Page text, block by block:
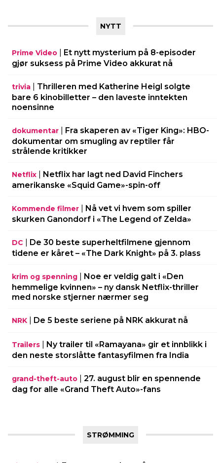
NYTT
Prime Video
Et nytt mysterium på 8-episoder
gjør suksess på Prime Video akkurat nå
trivia
Thrilleren med Katherine Heigl solgte
bare 6 kinobilletter – den laveste inntekten
noensinne
dokumentar
Fra skaperen av «Tiger King»: HBO-
dokumentar om smugling av reptiler får
strålende kritikker
Netflix
Netflix har lagt ned David Finchers
amerikanske «Squid Game»-spin-off
Kommende filmer
Nå vet vi hvem som spiller
skurken Ganondorf i «The Legend of Zelda»
DC
De 30 beste superheltfilmene gjennom
tidene er kåret – «The Dark Knight» på 3. plass
krim og spenning
Noe er veldig galt i «Den
hemmelige kvinnen» – ny dansk Netflix-thriller
med norske stjerner nærmer seg
NRK De 5 beste seriene på NRK akkurat nå
Trailers
Ny trailer til «Ramayana» gir et innblikk i
den neste storslåtte fantasyfilmen fra India
grand-theft-auto
27. august blir en spennende
dag for alle «Grand Theft Auto»-fans
STRØMMING